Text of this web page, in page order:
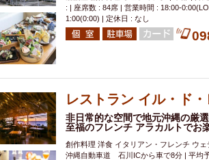
イ
県庁前駅周辺 大部屋40名
オリオン 海ぶどう パスタ 民謡・生演
アグー豚
エビ カレー チャージ無し 牡蠣 夜景
牧志駅周辺 ペット同伴 ビアガーデン
スメ
沖縄そば 串揚げ バレンタイン
理 石垣牛 アヒージョ アサヒ 割烹
: | 座席数 : 84席 | 営業時間 : 18:00-
1:00(0:00) | 定休日 : なし
レストラン イル・ド・
非日常的な空間で地元沖縄の厳
至福のフレンチ アラカルトでお
創作料理 洋食 イタリアン・フレンチ ウ
沖縄自動車道 石川ICから車で8分 | 平均